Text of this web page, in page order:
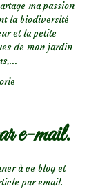
ma passion
la biodiversité
et la petite
de mon jardin
e-mail.
à ce blog et
par email.